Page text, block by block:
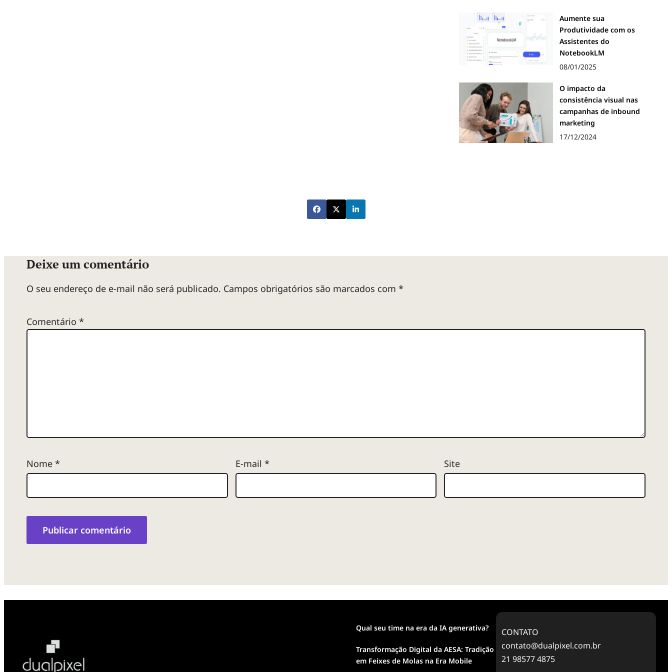
Aumente sua
Produtividade com os
Assistentes do
NotebookLM
08/01/2025
O impacto da
consistência visual nas
campanhas de inbound
marketing
17/12/2024
Deixe um comentário
O seu endereço de e-mail não será publicado. Campos obrigatórios são marcados com *
Comentário *
Nome * E-mail * Site
Qual seu time na era da IA generativa?
Transformação Digital da AESA: Tradição
em Feixes de Molas na Era Mobile
CONTATO
contato@dualpixel.com.br
21 98577 4875